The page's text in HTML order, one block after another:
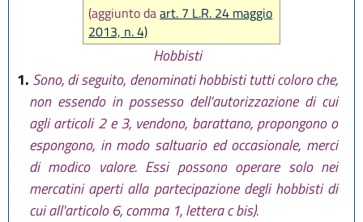
(aggiunto daart. 7 L.R. 24 maggio
2013, n. 4)
Hobbisti
1. Sono, di seguito, denominati hobbisti tutti coloro che,
non essendo in possesso dell'autorizzazione di cui
agli articoli 2 e 3, vendono, barattano, propongono o
espongono, in modo saltuario ed occasionale, merci
di modico valore. Essi possono operare solo nei
mercatini aperti alla partecipazione degli hobbisti di
cui all'articolo 6, comma 1, lettera c bis).